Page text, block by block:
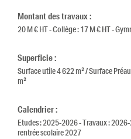
Montant des travaux :
20 M € HT - Collège : 17 M € HT -
Superficie :
Surface utile 4 622 m² / Surface
m²
Calendrier :
Etudes : 2025-2026 - Travaux :
rentrée scolaire 2027